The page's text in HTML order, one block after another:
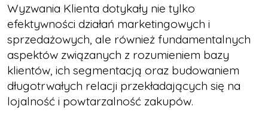
Wyzwania Klienta dotykały nie tylko
efektywności działań marketingowych i
sprzedażowych, ale również fundamentalnych
aspektów związanych z rozumieniem bazy
klientów, ich segmentacją oraz budowaniem
długotrwałych relacji przekładających się na
lojalność i powtarzalność zakupów.